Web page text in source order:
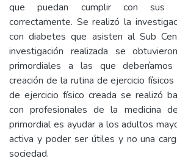
que puedan cumplir con sus
correctamente. Se realizó la
con diabetes que asisten al Sub
investigación realizada se
primordiales a las que
creación de la rutina de ejercicio
de ejercicio físico creada se realizó
con profesionales de la medicina
primordial es ayudar a los adultos
activa y poder ser útiles y no una
sociedad.